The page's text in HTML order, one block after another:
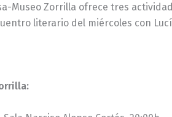
Museo Zorrilla ofrece tres
literario del miércoles con